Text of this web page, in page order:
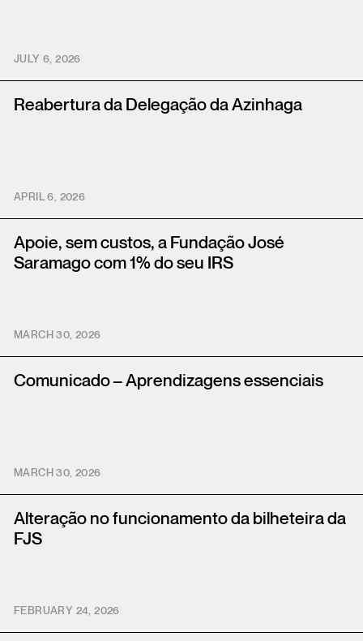
JULY 6, 2026
Reabertura da Delegação da Azinhaga
APRIL 6, 2026
Apoie, sem custos, a Fundação José
Saramago com 1% do seu IRS
MARCH 30, 2026
Comunicado – Aprendizagens essenciais
MARCH 30, 2026
Alteração no funcionamento da bilheteira da
FJS
FEBRUARY 24, 2026